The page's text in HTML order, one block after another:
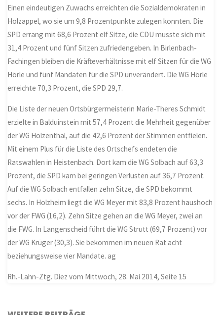
Einen eindeutigen Zuwachs erreichten die Sozialdemokraten in
Holzappel, wo sie um 9,8 Prozentpunkte zulegen konnten. Die
SPD errang mit 68,6 Prozent elf Sitze, die CDU musste sich mit
31,4 Prozent und fünf Sitzen zufriedengeben. In Birlenbach-
Fachingen bleiben die Kräfteverhältnisse mit elf Sitzen für die WG
Hörle und fünf Mandaten für die SPD unverändert. Die WG Hörle
erreichte 70,3 Prozent, die SPD 29,7.
Die Liste der neuen Ortsbürgermeisterin Marie-Theres Schmidt
erzielte in Balduinstein mit 57,4 Prozent die Mehrheit gegenüber
der WG Holzenthal, auf die 42,6 Prozent der Stimmen entfielen.
Mit einem Plus für die Liste des Ortschefs endeten die
Ratswahlen in Heistenbach. Dort kam die WG Solbach auf 63,3
Prozent, die SPD kam bei geringen Verlusten auf 36,7 Prozent.
Auf die WG Solbach entfallen zehn Sitze, die SPD bekommt
sechs. In Holzheim liegt die WG Meyer mit 83,8 Prozent haushoch
vor der FWG (16,2). Zehn Sitze gehen an die WG Meyer, zwei an
die FWG. In Langenscheid führt die WG Strutt (69,7 Prozent) vor
der WG Krüger (30,3). Sie bekommen im neuen Rat acht
beziehungsweise vier Mandate. ag
Rh.-Lahn-Ztg. Diez vom Mittwoch, 28. Mai 2014, Seite 15